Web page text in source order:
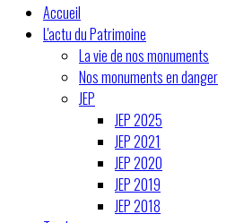
Accueil
L'actu du Patrimoine
La vie de nos monuments
Nos monuments en danger
JEP
JEP 2025
JEP 2021
JEP 2020
JEP 2019
JEP 2018